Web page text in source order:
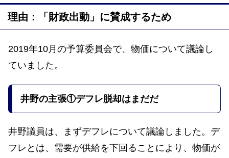
理由：「財政出動」に賛成するため
2019年10月の予算委員会で、物価について議論し
ていました。
井野の主張①デフレ脱却はまだだ
井野議員は、まずデフレについて議論しました。デ
フレとは、需要が供給を下回ることにより、物価が